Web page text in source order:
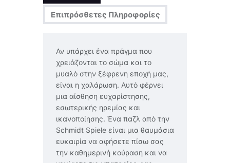
Επιπρόσθετες Πληροφορίες
Αν υπάρχει ένα πράγμα που
χρειάζονται το σώμα και το
μυαλό στην ξέφρενη εποχή μας,
είναι η χαλάρωση. Αυτό φέρνει
μια αίσθηση ευχαρίστησης,
εσωτερικής ηρεμίας και
ικανοποίησης. Ένα παζλ από την
Schmidt Spiele είναι μια θαυμάσια
ευκαιρία να αφήσετε πίσω σας
την καθημερινή κούραση και να